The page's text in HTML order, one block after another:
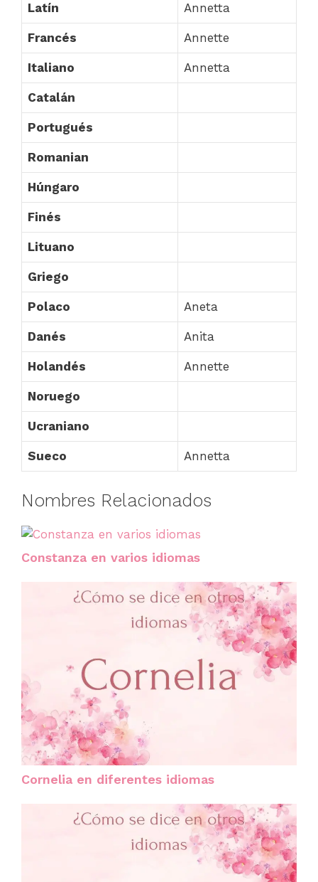
Latín Annetta
Francés Annette
Italiano Annetta
Catalán
Portugués
Romanian
Húngaro
Finés
Lituano
Griego
Polaco Aneta
Danés Anita
Holandés Annette
Noruego
Ucraniano
Sueco Annetta
Nombres Relacionados
Constanza en varios idiomas
Cornelia en diferentes idiomas